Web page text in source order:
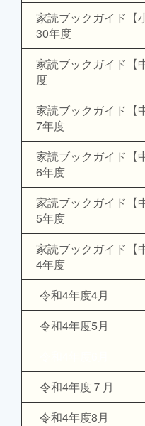
家読ブックガイド【
30年度
家読ブックガイド【
度
家読ブックガイド【
7年度
家読ブックガイド【
6年度
家読ブックガイド【
5年度
家読ブックガイド【
4年度
令和4年度4月
令和4年度5月
令和4年度７月
令和4年度8月